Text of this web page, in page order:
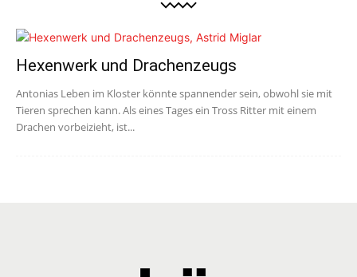
Hexenwerk und Drachenzeugs
Antonias Leben im Kloster könnte spannender sein, obwohl sie mit
Tieren sprechen kann. Als eines Tages ein Tross Ritter mit einem
Drachen vorbeizieht, ist...